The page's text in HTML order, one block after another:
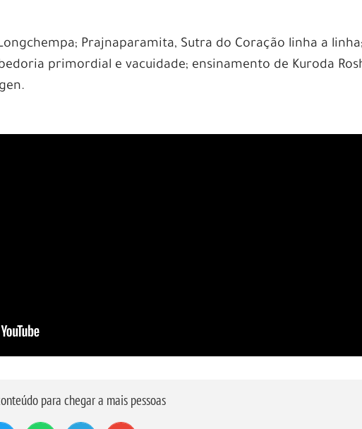
Prajnaparamita, Sutra do Coração linha a
primordial e vacuidade; ensinamento de Kuroda
para chegar a mais pessoas